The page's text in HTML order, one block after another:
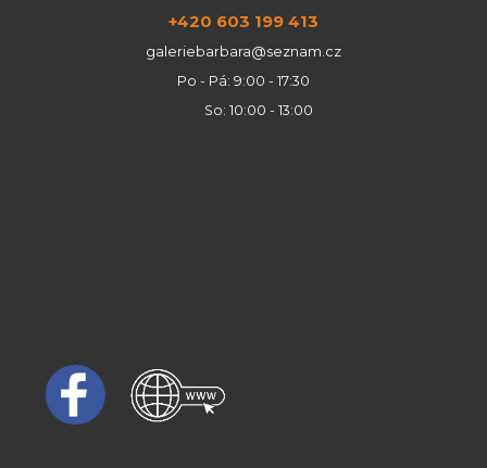
+420 603 199 413
galeriebarbara@seznam.cz
Po - Pá: 9:00 - 17:30
So: 10:00 - 13:00